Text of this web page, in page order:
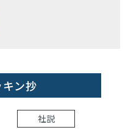
ン抄
社説